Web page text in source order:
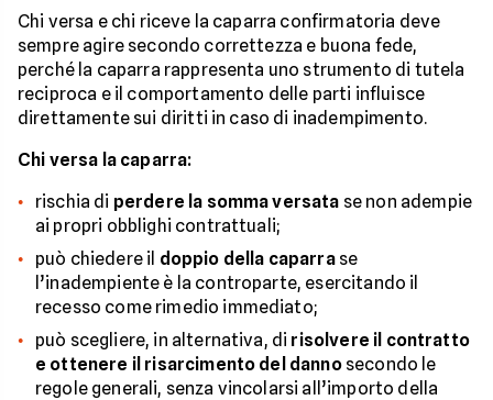
Chi versa e chi riceve la caparra confirmatoria deve
sempre agire secondo correttezza e buona fede,
perché la caparra rappresenta uno strumento di tutela
reciproca e il comportamento delle parti influisce
direttamente sui diritti in caso di inadempimento.
Chi versa la caparra:
rischia di perdere la somma versata se non adempie
ai propri obblighi contrattuali;
può chiedere il doppio della caparrase
l’inadempiente è la controparte, esercitando il
recesso come rimedio immediato;
può scegliere, in alternativa, di risolvere il contratto
e ottenere il risarcimento del dannosecondo le
regole generali, senza vincolarsi all’importo della